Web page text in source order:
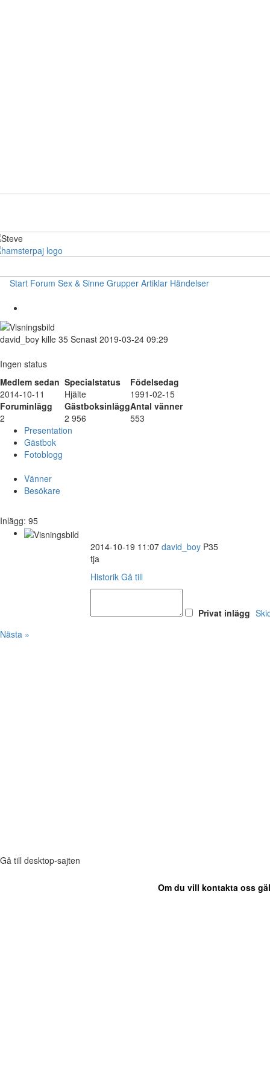
Start Forum Sex & Sinne Grupper Artiklar Händelser
david_boy kille 35 Senast 2019-03-24 09:29
Ingen status
Medlem sedan Specialstatus
Födelsedag
2014-10-11
Hjälte
1991-02-15
Foruminlägg
GästboksinläggAntal vänner
2
2 956
553
Presentation
Gästbok
Fotoblogg
Vänner
Besökare
Inlägg: 95
2014-10-19 11:07 david_boy P35
tja
Historik Gå till
Privat inlägg
Nästa »
Gå till desktop-sajten
Om du vill kontakta oss